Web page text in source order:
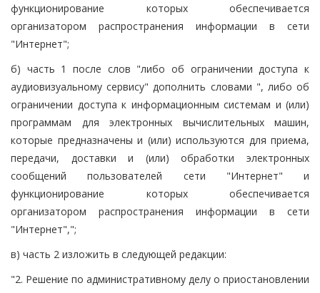
функционирование которых обеспечивается
организатором распространения информации в сети
"Интернет";
б) часть 1 после слов "либо об ограничении доступа к
аудиовизуальному сервису" дополнить словами ", либо об
ограничении доступа к информационным системам и (или)
программам для электронных вычислительных машин,
которые предназначены и (или) используются для приема,
передачи, доставки и (или) обработки электронных
сообщений пользователей сети "Интернет" и
функционирование которых обеспечивается
организатором распространения информации в сети
"Интернет",";
в) часть 2 изложить в следующей редакции:
"2. Решение по административному делу о приостановлении